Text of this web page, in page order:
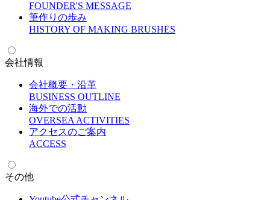
FOUNDER'S MESSAGE
筆作りの歩み
HISTORY OF MAKING BRUSHES
会社情報
会社概要・沿革
BUSINESS OUTLINE
海外での活動
OVERSEA ACTIVITIES
アクセスのご案内
ACCESS
その他